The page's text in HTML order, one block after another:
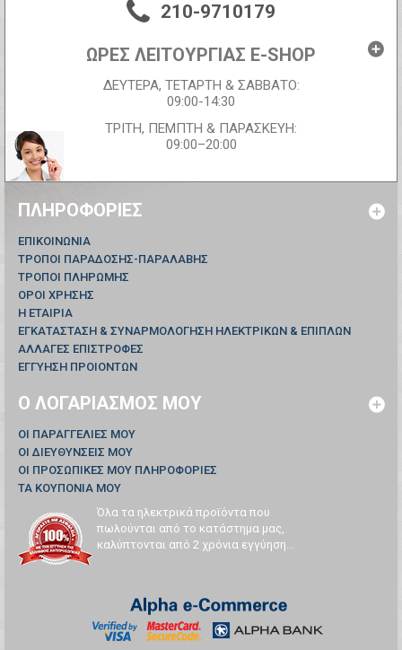
210-9710179
ΩΡΕΣ ΛΕΙΤΟΥΡΓΙΑΣ E-SHOP
ΔΕΥΤΕΡΑ, ΤΕΤΑΡΤΗ & ΣΑΒΒΑΤΟ:
09:00-14:30
ΤΡΙΤΗ, ΠΕΜΠΤΗ & ΠΑΡΑΣΚΕΥΗ:
09:00–20:00
ΠΛΗΡΟΦΟΡΊΕΣ
ΕΠΙΚΟΙΝΩΝΊΑ
ΤΡΟΠΟΙ ΠΑΡΑΔΟΣΗΣ-ΠΑΡΑΛΑΒΗΣ
ΤΡΟΠΟΙ ΠΛΗΡΩΜΗΣ
ΟΡΟΙ ΧΡΗΣΗΣ
Η ΕΤΑΙΡΙΑ
ΕΓΚΑΤΑΣΤΑΣΗ & ΣΥΝΑΡΜΟΛΟΓΗΣΗ ΗΛΕΚΤΡΙΚΩΝ & ΕΠΙΠΛΩΝ
ΑΛΛΑΓΕΣ ΕΠΙΣΤΡΟΦΕΣ
ΕΓΓΥΗΣΗ ΠΡΟΙΟΝΤΩΝ
Ο ΛΟΓΑΡΙΑΣΜΌΣ ΜΟΥ
ΟΙ ΠΑΡΑΓΓΕΛΊΕΣ ΜΟΥ
ΟΙ ΔΙΕΥΘΎΝΣΕΙΣ ΜΟΥ
ΟΙ ΠΡΟΣΩΠΙΚΈΣ ΜΟΥ ΠΛΗΡΟΦΟΡΊΕΣ
ΤΑ ΚΟΥΠΌΝΙΑ ΜΟΥ
Όλα τα ηλεκτρικά προϊόντα που
πωλούνται από το κατάστημα μας,
καλύπτονται από 2 χρόνια εγγύηση...